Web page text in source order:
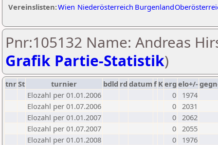
Vereinslisten:Wien Niederösterreich Burgenland
Pnr:105132 Name: Andreas
Grafik Partie-Statistik)
tnrSt turnier bdld rd datumf Kerg elo+/-
Elozahl per 01.01.2006
0
1974
Elozahl per 01.07.2006
0 2031
Elozahl per 01.01.2007
0 2062
Elozahl per 01.07.2007
0 2055
Elozahl per 01.01.2008
0
1976